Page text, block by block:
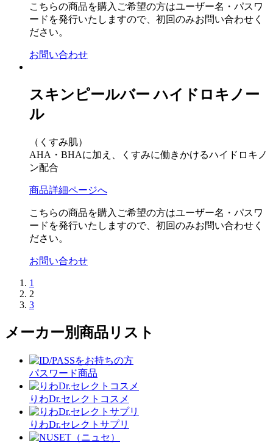
こちらの商品を購入ご希望の方はユーザー名・パスワ
ードを発行いたしますので、初回のみお問い合わせく
ださい。
お問い合わせ
スキンピールバー ハイドロキノー
ル
（くすみ肌）
AHA・BHAに加え、くすみに働きかけるハイドロキノ
ン配合
商品詳細ページへ
こちらの商品を購入ご希望の方はユーザー名・パスワ
ードを発行いたしますので、初回のみお問い合わせく
ださい。
お問い合わせ
1
2
3
メーカー別商品リスト
パスワード商品
りわDr.セレクトコスメ
りわDr.セレクトサプリ